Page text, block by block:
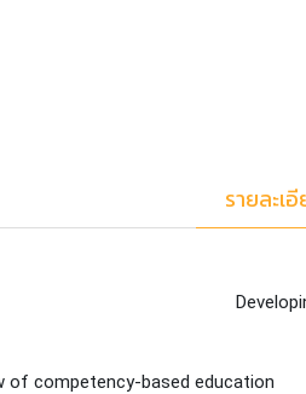
รายละเ
of competency-based education